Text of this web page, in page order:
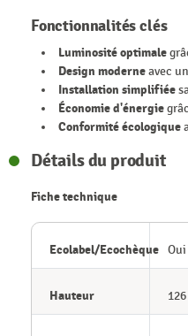
Fonctionnalités clés
Luminosité optimale
Design moderneavec
Installation simplifiée
Économie d'énergie
Conformité écologique
Détails du produit
Fiche technique
Ecolabel/Ecochèque Oui
Hauteur 126